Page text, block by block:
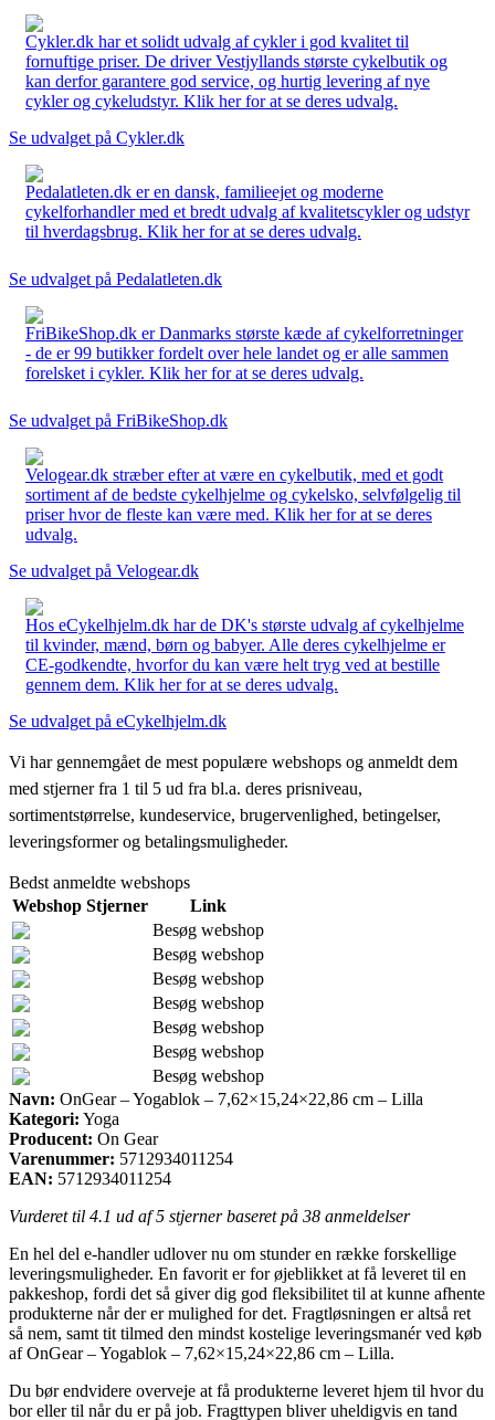
Cykler.dk har et solidt udvalg af cykler i god kvalitet til
fornuftige priser. De driver Vestjyllands største cykelbutik og
kan derfor garantere god service, og hurtig levering af nye
cykler og cykeludstyr. Klik her for at se deres udvalg.
Se udvalget på Cykler.dk
Pedalatleten.dk er en dansk, familieejet og moderne
cykelforhandler med et bredt udvalg af kvalitetscykler og udstyr
til hverdagsbrug. Klik her for at se deres udvalg.
Se udvalget på Pedalatleten.dk
FriBikeShop.dk er Danmarks største kæde af cykelforretninger
- de er 99 butikker fordelt over hele landet og er alle sammen
forelsket i cykler. Klik her for at se deres udvalg.
Se udvalget på FriBikeShop.dk
Velogear.dk stræber efter at være en cykelbutik, med et godt
sortiment af de bedste cykelhjelme og cykelsko, selvfølgelig til
priser hvor de fleste kan være med. Klik her for at se deres
udvalg.
Se udvalget på Velogear.dk
Hos eCykelhjelm.dk har de DK's største udvalg af cykelhjelme
til kvinder, mænd, børn og babyer. Alle deres cykelhjelme er
CE-godkendte, hvorfor du kan være helt tryg ved at bestille
gennem dem. Klik her for at se deres udvalg.
Se udvalget på eCykelhjelm.dk
Vi har gennemgået de mest populære webshops og anmeldt dem
med stjerner fra 1 til 5 ud fra bl.a. deres prisniveau,
sortimentstørrelse, kundeservice, brugervenlighed, betingelser,
leveringsformer og betalingsmuligheder.
Bedst anmeldte webshops
Webshop Stjerner
Link
Besøg webshop
Besøg webshop
Besøg webshop
Besøg webshop
Besøg webshop
Besøg webshop
Besøg webshop
Navn: OnGear – Yogablok – 7,62×15,24×22,86 cm – Lilla
Kategori: Yoga
Producent: On Gear
Varenummer: 5712934011254
EAN: 5712934011254
Vurderet til 4.1 ud af 5 stjerner baseret på 38 anmeldelser
En hel del e-handler udlover nu om stunder en række forskellige
leveringsmuligheder. En favorit er for øjeblikket at få leveret til en
pakkeshop, fordi det så giver dig god fleksibilitet til at kunne afhente
produkterne når der er mulighed for det. Fragtløsningen er altså ret
så nem, samt tit tilmed den mindst kostelige leveringsmanér ved køb
af OnGear – Yogablok – 7,62×15,24×22,86 cm – Lilla.
Du bør endvidere overveje at få produkterne leveret hjem til hvor du
bor eller til når du er på job. Fragttypen bliver uheldigvis en tand